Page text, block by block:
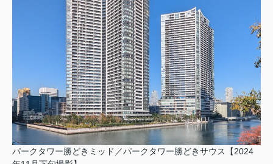
パークタワー勝どきミッド／パークタワー勝どきサウス【2024